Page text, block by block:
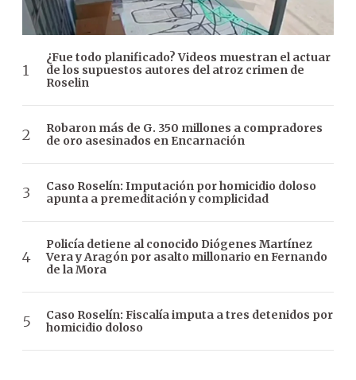
¿Fue todo planificado? Videos muestran el actuar
de los supuestos autores del atroz crimen de
Roselin
Robaron más de G. 350 millones a compradores
de oro asesinados en Encarnación
Caso Roselín: Imputación por homicidio doloso
apunta a premeditación y complicidad
Policía detiene al conocido Diógenes Martínez
Vera y Aragón por asalto millonario en Fernando
de la Mora
Caso Roselín: Fiscalía imputa a tres detenidos por
homicidio doloso